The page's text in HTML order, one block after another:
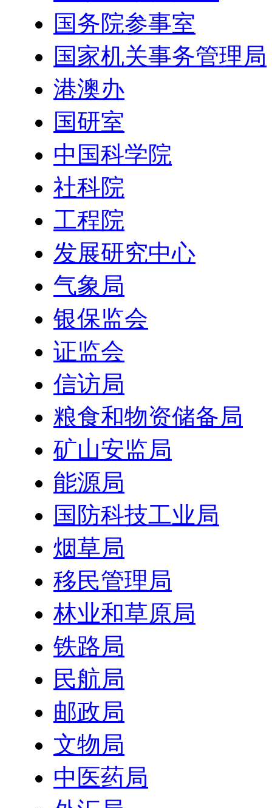
国务院参事室
国家机关事务管理局
港澳办
国研室
中国科学院
社科院
工程院
发展研究中心
气象局
银保监会
证监会
信访局
粮食和物资储备局
矿山安监局
能源局
国防科技工业局
烟草局
移民管理局
林业和草原局
铁路局
民航局
邮政局
文物局
中医药局